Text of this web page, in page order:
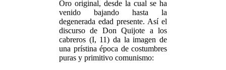
Oro original, desde la cual se ha
venido bajando hasta la
degenerada edad presente. Así el
discurso de Don Quijote a los
cabreros (I, 11) da la imagen de
una prístina época de costumbres
puras y primitivo comunismo: